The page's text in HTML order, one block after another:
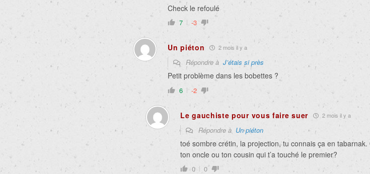
Check le refoulé
7 -3
Un piéton 2 mois il y a
Répondre à J’étais si près
Petit problème dans les bobettes ?
6 -2
Le gauchiste pour vous faire suer 2 mois il y a
Répondre à Un piéton
toé sombre crétin, la projection, tu connais ça en tabarnak.
ton oncle ou ton cousin qui t’a touché le premier?
0 0